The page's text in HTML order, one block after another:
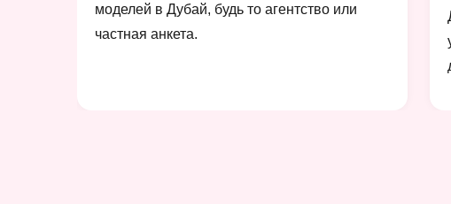
моделей в Дубай, будь то агентство или
частная анкета.